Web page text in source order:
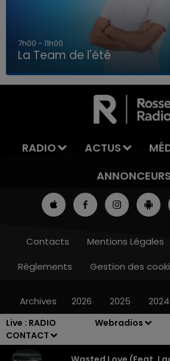
Live : RADIO
CONTACT
Webradios
LA TEAM DE L'ÉTÉ
7h00 - 11h00
La Team de l'été
RADIO ACTUS
ANNONCEURS
Contacts Mentions Légales
Règlements
Gestion des
Archives 2026 2025 2024